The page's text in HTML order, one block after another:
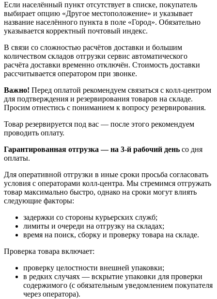
Если населённый пункт отсутствует в списке, покупатель
выбирает опцию «Другое местоположение» и указывает
название населённого пункта в поле «Город». Обязательно
указывается корректный почтовый индекс.
В связи со сложностью расчётов доставки и большим
количеством складов отгрузки сервис автоматического
расчёта доставки временно отключён. Стоимость доставки
рассчитывается оператором при звонке.
Важно! Перед оплатой рекомендуем связаться с колл‑центром
для подтверждения и резервирования товаров на складе.
Просим отнестись с пониманием к вопросу резервирования.
Товар резервируется под вас — после этого рекомендуем
проводить оплату.
Гарантированная отгрузка — на 3‑й рабочий день со дня
оплаты.
Для оперативной отгрузки в иные сроки просьба согласовать
условия с операторами колл‑центра. Мы стремимся отгружать
товар максимально быстро, однако на сроки могут влиять
следующие факторы:
задержки со стороны курьерских служб;
лимиты и очереди на отгрузку на складах;
время на поиск, сборку и проверку товара на складе.
Проверка товара включает:
проверку целостности внешней упаковки;
в редких случаях — вскрытие упаковки для проверки
содержимого (с обязательным уведомлением покупателя
через оператора).